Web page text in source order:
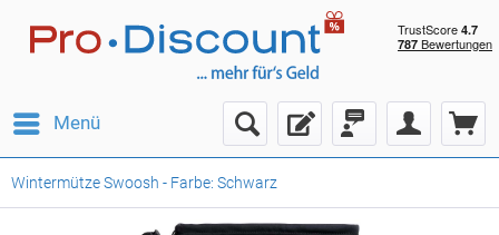
Menü
Wintermütze Swoosh - Farbe: Schwarz